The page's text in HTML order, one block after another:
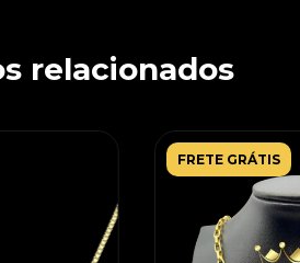
relacionados
FRETE GRÁTIS